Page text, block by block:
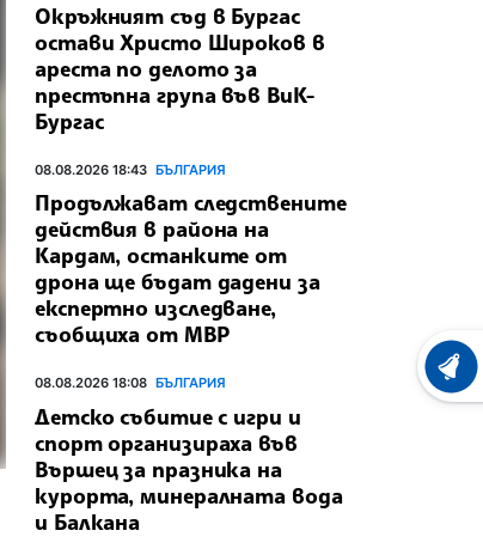
Окръжният съд в Бургас
остави Христо Широков в
ареста по делото за
престъпна група във ВиК-
Бургас
08.08.2026 18:43 БЪЛГАРИЯ
Продължават следствените
действия в района на
Кардам, останките от
дрона ще бъдат дадени за
експертно изследване,
съобщиха от МВР
08.08.2026 18:08 БЪЛГАРИЯ
Детско събитие с игри и
спорт организираха във
Вършец за празника на
курорта, минералната вода
и Балкана